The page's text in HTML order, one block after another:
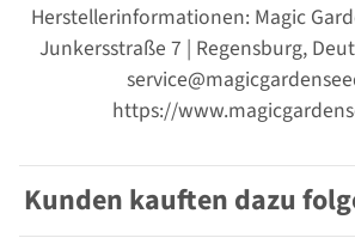
Herstellerinformationen: Magic
Junkersstraße 7 | Regensburg,
https://
Kunden kauften dazu